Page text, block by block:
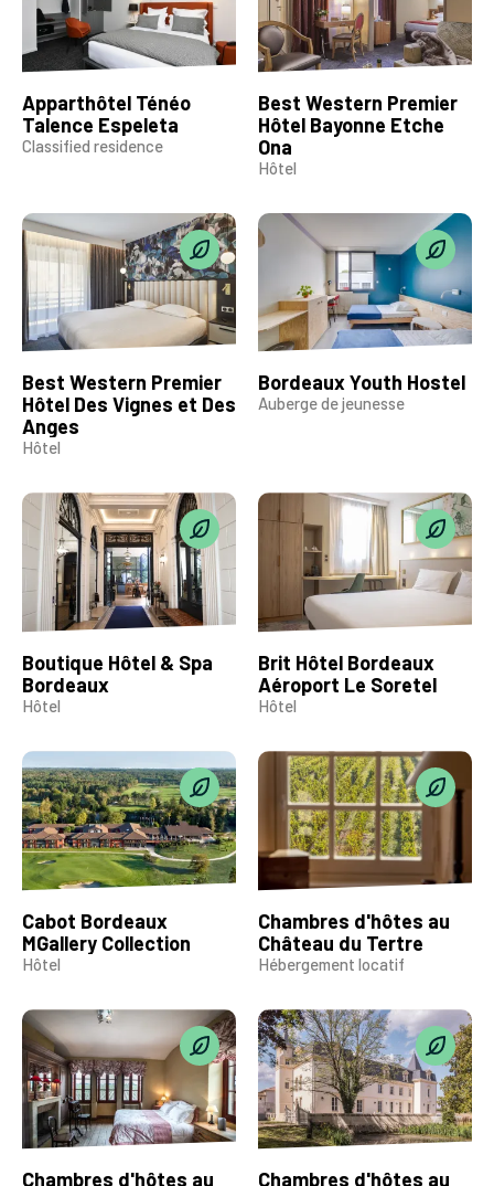
Apparthôtel Ténéo
Talence Espeleta
Classified residence
Best Western Premier
Hôtel Bayonne Etche
Ona
Hôtel
Best Western Premier
Hôtel Des Vignes et Des
Anges
Hôtel
Bordeaux Youth Hostel
Auberge de jeunesse
Boutique Hôtel & Spa
Bordeaux
Hôtel
Brit Hôtel Bordeaux
Aéroport Le Soretel
Hôtel
Cabot Bordeaux
MGallery Collection
Hôtel
Chambres d'hôtes au
Château du Tertre
Hébergement locatif
Chambres d'hôtes au Chambres d'hôtes au